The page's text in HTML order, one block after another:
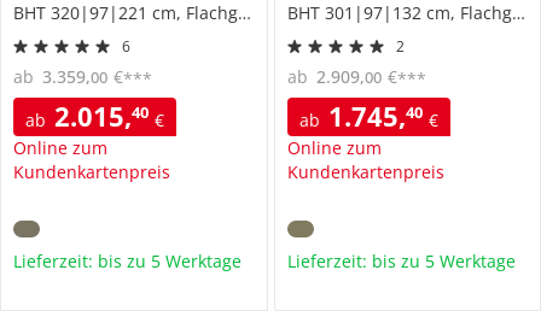
BHT 320|97|221 cm, Flachgewebe
6
ab 2.015,40 €
Online zum
Kundenkartenpreis
ab 3.359,00 €***
Lieferzeit: bis zu 5 Werktage
BHT 301|97|132 cm, Flachgewebe
2
ab 1.745,40 €
Online zum
Kundenkartenpreis
ab 2.909,00 €***
Lieferzeit: bis zu 5 Werktage